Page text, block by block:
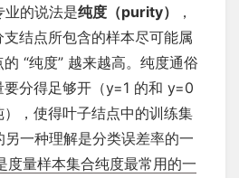
业的说法是纯度（purity）
，
结点所包含的样本尽可能属
“纯度” 越来越高。纯度通俗
要分得足够开（y=1 的和 y=0
，使得叶子结点中的训练集
另一种理解是分类误差率的一
度量样本集合纯度最常用的一